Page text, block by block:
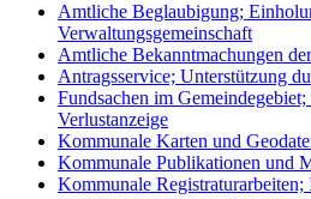
Amtliche Beglaubigung;
Verwaltungsgemeinschaft
Amtliche Bekanntmachungen
Antragsservice; Unterstützung
Fundsachen im
Verlustanzeige
Kommunale Karten und
Kommunale Publikationen und
Kommunale Registraturarbeiten;